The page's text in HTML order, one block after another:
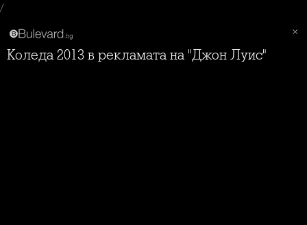
/
Коледа 2013 в рекламата на "Джон Луис"